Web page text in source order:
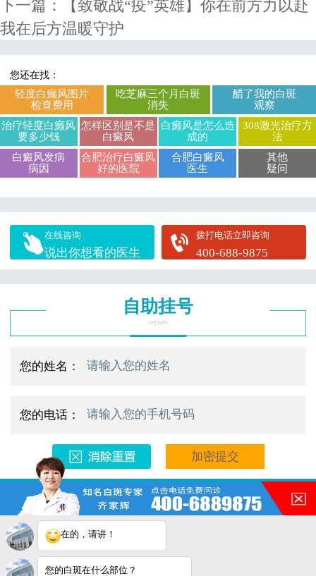
下一篇：
【致敬战“疫”英雄】你在前方力以赴
我在后方温暖守护
您还在找：
轻度白癞风图片
检查费用
吃芝麻三个月白斑
消失
醋了我的白斑
观察
治疗轻度白癞风
要多少钱
怎样区别是不是
白癜风
白癞风是怎么造
成的
308激光治疗方
法
白癜风发病
病因
合肥治疗白癜风
好的医院
合肥白癜风
医生
其他
疑问
在线咨询
说出你想看的医生
拨打电话立即咨询
400-688-9875
自助挂号
register
您的姓名：
您的电话：
预约电话：400-688-9875/0769-23667272
医院地址：合肥市铜陵路与裕溪路交叉口
Copyright © 2025 合肥华夏白班癫疯研究院
注：本网站信息仅供参考，不能作为诊断及医疗依据。
在的，请讲！
您的白斑在什么部位？